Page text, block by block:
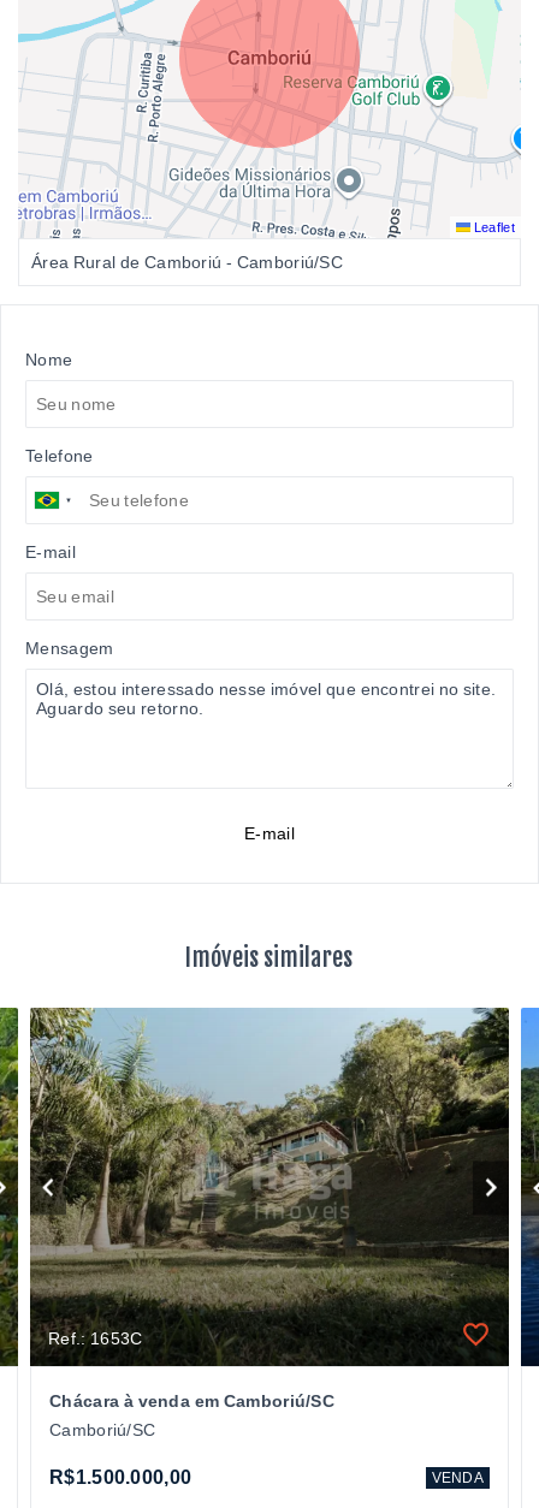
Leaflet
Área Rural de Camboriú - Camboriú/SC
Nome
Telefone
E-mail
Mensagem
E-mail
Imóveis similares
Ref.: 1653C
Chácara à venda em Camboriú/SC
Camboriú/SC
R$1.500.000,00 VENDA